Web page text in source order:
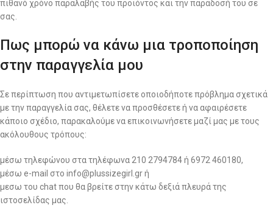
πιθανό χρόνο παραλαβής του προϊόντος και την παράδοσή του σε
σας.
Πως μπορώ να κάνω μια τροποποίηση
στην παραγγελία μου
Σε περίπτωση που αντιμετωπίσετε οποιοδήποτε πρόβλημα σχετικά
με την παραγγελία σας, θέλετε να προσθέσετε ή να αφαιρέσετε
κάποιο σχέδιο, παρακαλούμε να επικοινωνήσετε μαζί μας με τους
ακόλουθους τρόπους:
μέσω τηλεφώνου στα τηλέφωνα 210 2794784 ή 6972 460180,
μέσω e-mail στο info@plussizegirl.gr ή
μεσω του chat που θα βρείτε στην κάτω δεξιά πλευρά της
ιστοσελίδας μας.